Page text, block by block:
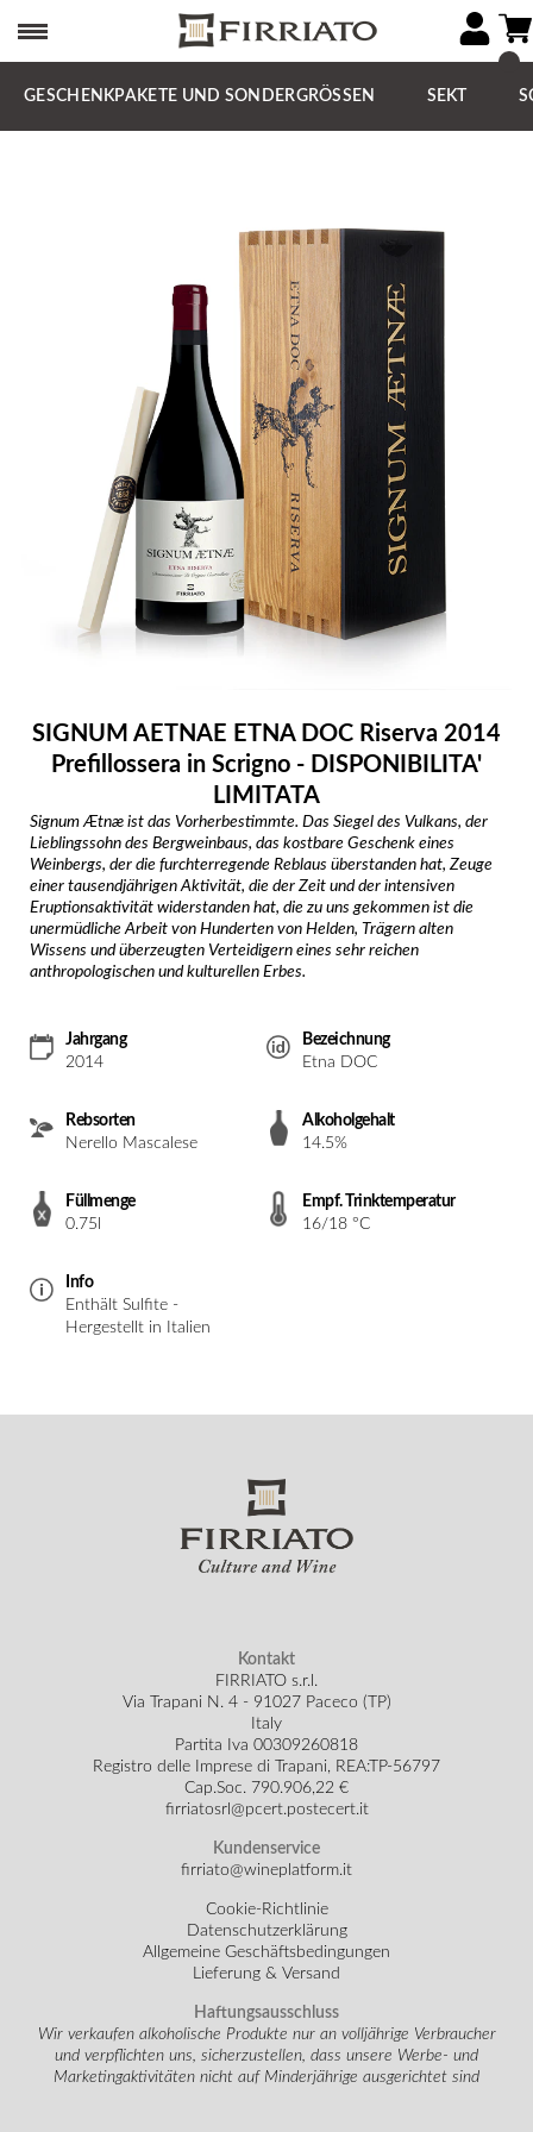
GESCHENKPAKETE UND SONDERGRÖSSEN SEKT
SIGNUM AETNAE ETNA DOC Riserva 2014
Prefillossera in Scrigno - DISPONIBILITA'
LIMITATA
Signum Ætnæ ist das Vorherbestimmte. Das Siegel des Vulkans, der
Lieblingssohn des Bergweinbaus, das kostbare Geschenk eines
Weinbergs, der die furchterregende Reblaus überstanden hat, Zeuge
einer tausendjährigen Aktivität, die der Zeit und der intensiven
Eruptionsaktivität widerstanden hat, die zu uns gekommen ist die
unermüdliche Arbeit von Hunderten von Helden, Trägern alten
Wissens und überzeugten Verteidigern eines sehr reichen
anthropologischen und kulturellen Erbes.
Jahrgang
2014
Bezeichnung
Etna DOC
Rebsorten
Nerello Mascalese
Alkoholgehalt
14.5%
Füllmenge
0.75l
Empf. Trinktemperatur
16/18 °C
Info
Enthält Sulfite -
Hergestellt in Italien
Kontakt
FIRRIATO s.r.l.
Via Trapani N. 4 - 91027 Paceco (TP)
Italy
Partita Iva 00309260818
Registro delle Imprese di Trapani, REA:TP-56797
Cap.Soc. 790.906,22 €
firriatosrl@pcert.postecert.it
Kundenservice
firriato@wineplatform.it
Cookie-Richtlinie
Datenschutzerklärung
Allgemeine Geschäftsbedingungen
Lieferung & Versand
Haftungsausschluss
Wir verkaufen alkoholische Produkte nur an volljährige Verbraucher
und verpflichten uns, sicherzustellen, dass unsere Werbe- und
Marketingaktivitäten nicht auf Minderjährige ausgerichtet sind